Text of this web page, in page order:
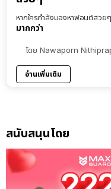
หากใครกำลังมองหาฟอนต์สวย
มากกว่า
โดย Nawaporn
อ่านเพิ่มเติม
สนับสนุนโดย